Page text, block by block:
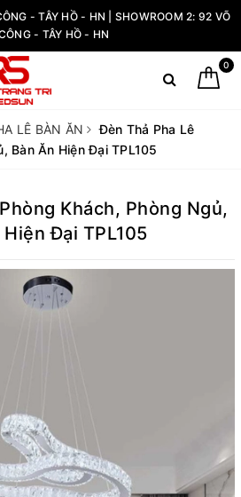
- TÂY HỒ - HN | SHOWROOM 2: 92 VÕ
- TÂY HỒ - HN
0
LÊ BÀN ĂN
Đèn Thả Pha Lê
Bàn Ăn Hiện Đại TPL105
Khách, Phòng Ngủ,
Hiện Đại TPL105